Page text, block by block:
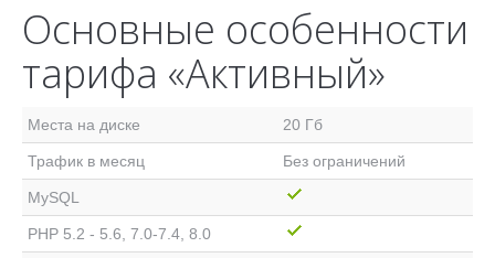
Основные особенности
тарифа «Активный»
Места на диске 20 Гб
Трафик в месяц Без ограничений
MySQL
PHP 5.2 - 5.6, 7.0-7.4, 8.0